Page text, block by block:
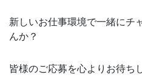
新しいお仕事環境で一緒にチ
んか？
皆様のご応募を心よりお待ち